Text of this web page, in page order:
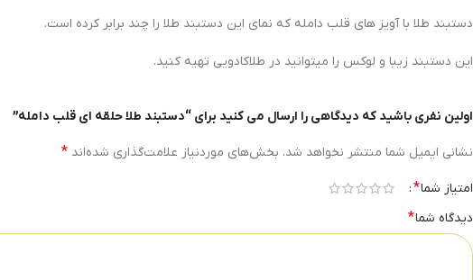
دستبند طلا با آویز های قلب دامله که نمای این دستبند طلا را چند برابر کرده است.
این دستبند زیبا و لوکس را میتوانید در طلاکادویی تهیه کنید.
اولین نفری باشید که دیدگاهی را ارسال می کنید برای “دستبند طلا حلقه ای قلب دامله”
نشانی ایمیل شما منتشر نخواهد شد. بخش‌های موردنیاز علامت‌گذاری شده‌اند *
امتیاز شما*
دیدگاه شما*